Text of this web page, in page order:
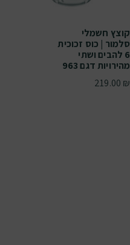
קוצץ חשמלי
סלמור | כוס זכוכית
6 להבים ושתי
מהירויות דגם 963
219.00 ₪